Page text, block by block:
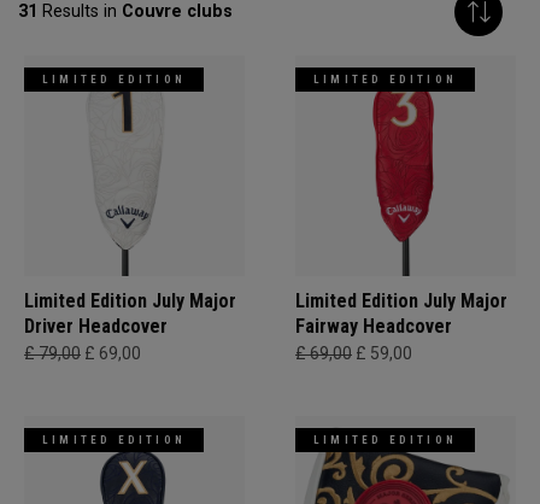
31 Results in Couvre clubs
LIMITED EDITION
Limited Edition July Major
Driver Headcover
£ 79,00 £ 69,00
LIMITED EDITION
Limited Edition July Major
Fairway Headcover
£ 69,00 £ 59,00
LIMITED EDITION LIMITED EDITION